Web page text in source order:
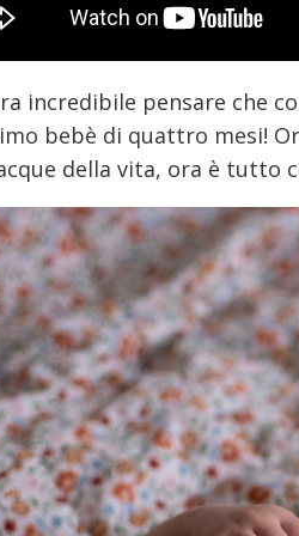
incredibile pensare che
bebè di quattro mesi!
della vita, ora è tutto